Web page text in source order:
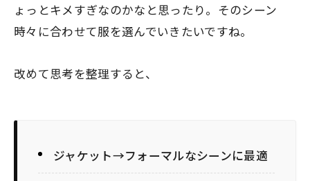
ょっとキメすぎなのかなと思ったり。そのシーン
時々に合わせて服を選んでいきたいですね。
改めて思考を整理すると、
ジャケット→フォーマルなシーンに最適